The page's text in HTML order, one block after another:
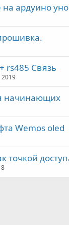
ардуино уно
rs485 Связь
начинающих
Wemos oled
точкой